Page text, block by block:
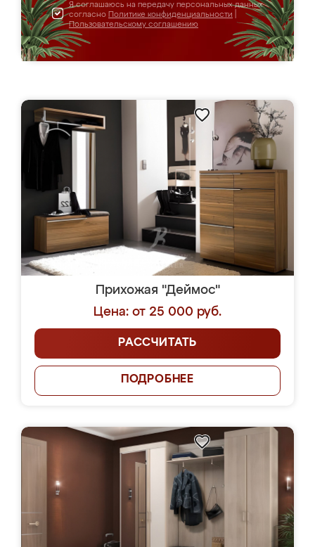
Я соглашаюсь на передачу персональных данных
согласно Политике конфиденциальности
Пользовательскому соглашению
Прихожая "Деймос"
Цена: от 25 000 руб.
РАССЧИТАТЬ
ПОДРОБНЕЕ